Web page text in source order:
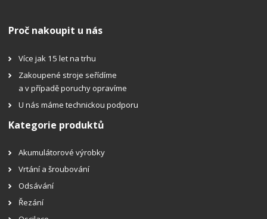
Proč nakoupit u nás
Více jak 15 let na trhu
Zakoupené stroje seřídíme
a v případě poruchy opravíme
U nás máme technickou podporu
Kategorie produktů
Akumulátorové výrobky
Vrtání a šroubování
Odsávání
Řezání